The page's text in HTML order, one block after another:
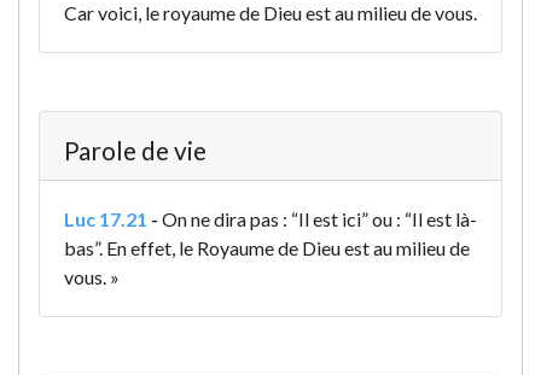
Car voici, le royaume de Dieu est au milieu de vous.
Parole de vie
Luc 17.21 - On ne dira pas : “Il est ici” ou : “Il est là-
bas”. En effet, le Royaume de Dieu est au milieu de
vous. »